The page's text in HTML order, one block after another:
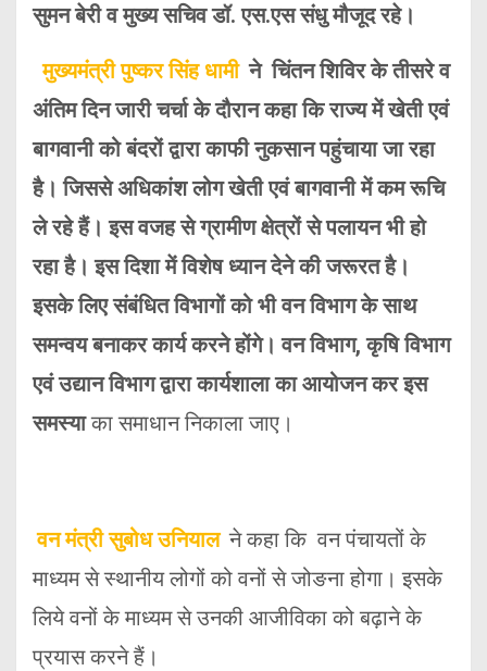
सुमन बेरी व मुख्य सचिव डॉ. एस.एस संधु मौजूद रहे।
मुख्यमंत्री पुष्कर सिंह धामी ने चिंतन शिविर के तीसरे व
अंतिम दिन जारी चर्चा के दौरान कहा कि राज्य में खेती एवं
बागवानी को बंदरों द्वारा काफी नुकसान पहुंचाया जा रहा
है। जिससे अधिकांश लोग खेती एवं बागवानी में कम रूचि
ले रहे हैं। इस वजह से ग्रामीण क्षेत्रों से पलायन भी हो
रहा है। इस दिशा में विशेष ध्यान देने की जरूरत है।
इसके लिए संबंधित विभागों को भी वन विभाग के साथ
समन्वय बनाकर कार्य करने होंगे। वन विभाग, कृषि विभाग
एवं उद्यान विभाग द्वारा कार्यशाला का आयोजन कर इस
समस्याका समाधान निकाला जाए।
वन मंत्री सुबोध उनियाल ने कहा कि वन पंचायतों के
माध्यम से स्थानीय लोगों को वनों से जोङना होगा। इसके
लिये वनों के माध्यम से उनकी आजीविका को बढ़ाने के
प्रयास करने हैं।